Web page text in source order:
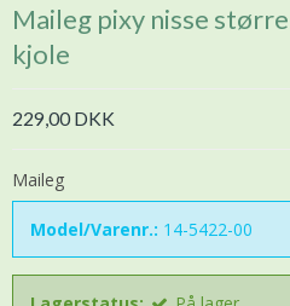
Maileg pixy nisse
kjole
229,00 DKK
Maileg
Model/Varenr.: 14-5422-00